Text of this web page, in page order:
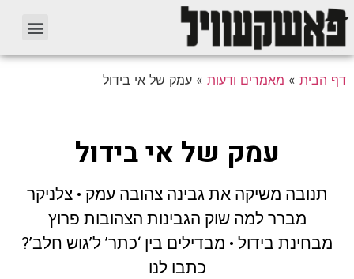
דף הבית » מאמרים ודעות » עמק של אי בידול
עמק של אי בידול
תנובה משיקה את גבינה צהובה עמק • צלניקר
מברר למה שוק הגבינות הצהובות פרוץ
מבחינת בידול • מבדילים בין ‘כתר’ ל’גוש חלב’?
כתבו לנו